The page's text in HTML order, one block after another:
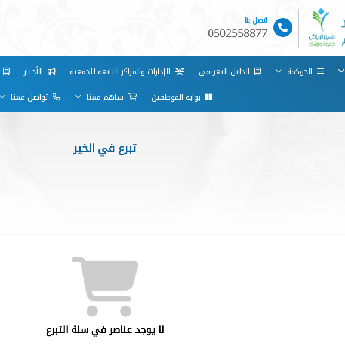
اتصل بنا
0502558877
الحوكمة الدليل التعريفي الإدارات والمراكز التابعة للجمعية الأخبار
بوابة الموظفين
ساهم معنا تواصل معنا
تبرع في الخير
لا يوجد عناصر في سلة التبرع